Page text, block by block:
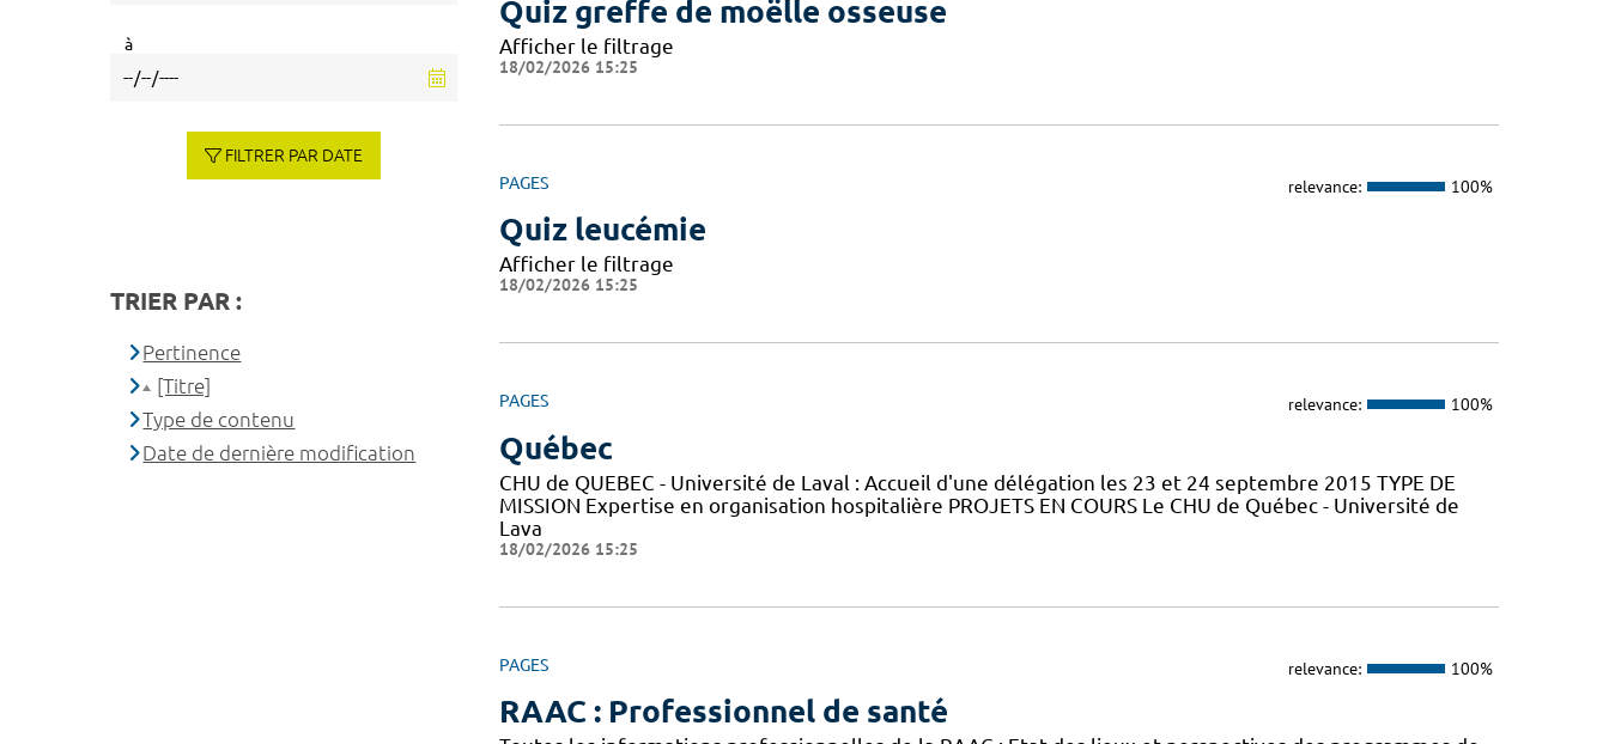
Quiz greffe de moëlle osseuse
Afficher le filtrage
18/02/2026 15:25
PAGES relevance: 100%
Quiz leucémie
Afficher le filtrage
18/02/2026 15:25
PAGES relevance: 100%
Québec
CHU de QUEBEC - Université de Laval : Accueil d'une délégation les 23 et 24 septembre 2015 TYPE DE
MISSION Expertise en organisation hospitalière PROJETS EN COURS Le CHU de Québec - Université de
Lava
18/02/2026 15:25
PAGES relevance: 100%
RAAC : Professionnel de santé
à
FILTRER PAR DATE
TRIER PAR :
Pertinence
[Titre]
Type de contenu
Date de dernière modification